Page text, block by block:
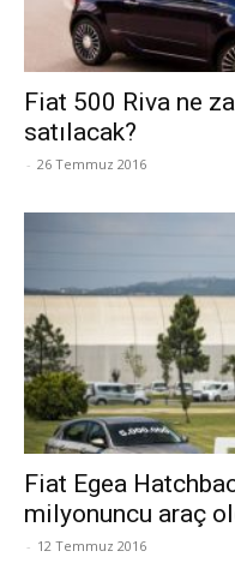
Fiat 500 Riva ne
satılacak?
- 26 Temmuz 2016
Fiat Egea
milyonuncu araç
- 12 Temmuz 2016